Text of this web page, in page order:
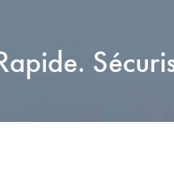
Rapide.